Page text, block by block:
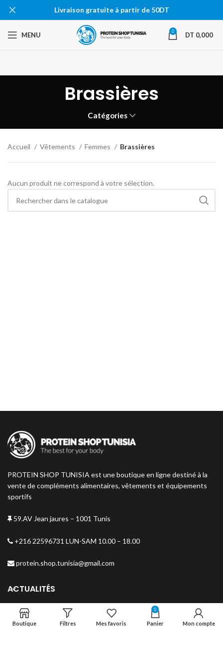
MENU 0 DT 0,000
Brassières
Catégories
Accueil Vêtements Femmes Brassières
Aucun produit ne correspond à votre sélection.
PROTEIN SHOP TUNISIA est une boutique en ligne destiné à la
vente de compléments alimentaires, vêtements et équipements
sportifs
59.AV Jean jaures – 1001 Tunis
+216 22596731 LUN-SAM 10.00 – 18.00
protein.shop.tunisia@gmail.com
ACTUALITÉS
MENU
Livraison gratuite à partir de 50DT
Boutique Filtres Mes favoris
0
Panier Mon compte